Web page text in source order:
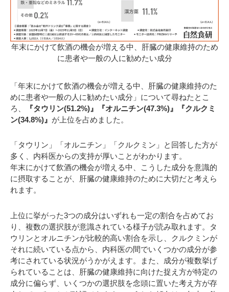
年末にかけて飲酒の機会が増える中、肝臓の健康維持のため
に患者や一般の人に勧めたい成分
「年末にかけて飲酒の機会が増える中、肝臓の健康維持のた
めに患者や一般の人に勧めたい成分」について尋ねたとこ
ろ、
『タウリン(51.2%)』『オルニチン(47.3%)』『クルクミ
ン(34.8%)』 が上位を占めました。
「タウリン」「オルニチン」「クルクミン」と回答した方が
多く、内科医からの支持が厚いことがわかります。
年末にかけて飲酒の機会が増える中、こうした成分を意識的
に摂取することが、肝臓の健康維持のために大切だと考えら
れます。
上位に挙がった3つの成分はいずれも一定の割合を占めてお
り、複数の選択肢が意識されている様子が読み取れます。タ
ウリンとオルニチンが比較的高い割合を示し、クルクミンが
それに続いている点から、内科医の間でいくつかの成分が参
考にされている状況がうかがえます。また、成分が複数挙げ
られていることは、肝臓の健康維持に向けた捉え方が特定の
成分に偏らず、いくつかの選択肢を念頭に置いた考え方が存